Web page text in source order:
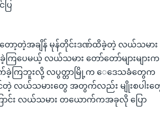
ြ
တော့တဲ့အချိန် မုန်တိုင်းဒဏ်ထိခဲ့တဲ့ လယ်သမား
ြပေမယ့် လယ်သမား တော်တော်များများက
ခဲ့ကြဘူးလို့ လပွတ္တာမြို့က ေဒေသခံတွေက
တဲ့ လယ်သမားတွေ အတွက်လည်း မျိုးစပါးတွ
ာင်း လယ်သမား တယောက်ကအခုလို ပြော